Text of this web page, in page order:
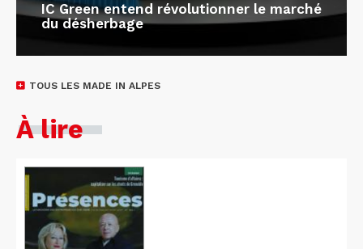
IC Green entend révolutionner le marché
du désherbage
TOUS LES MADE IN ALPES
À lire